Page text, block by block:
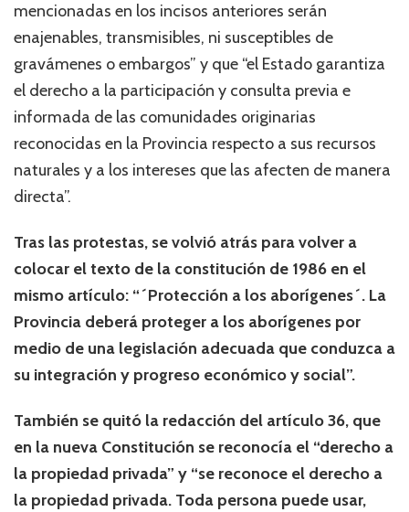
mencionadas en los incisos anteriores serán
enajenables, transmisibles, ni susceptibles de
gravámenes o embargos” y que “el Estado garantiza
el derecho a la participación y consulta previa e
informada de las comunidades originarias
reconocidas en la Provincia respecto a sus recursos
naturales y a los intereses que las afecten de manera
directa”.
Tras las protestas, se volvió atrás para volver a
colocar el texto de la constitución de 1986 en el
mismo artículo: “´Protección a los aborígenes´. La
Provincia deberá proteger a los aborígenes por
medio de una legislación adecuada que conduzca a
su integración y progreso económico y social”.
También se quitó la redacción del artículo 36, que
en la nueva Constitución se reconocía el “derecho a
la propiedad privada” y “se reconoce el derecho a
la propiedad privada. Toda persona puede usar,